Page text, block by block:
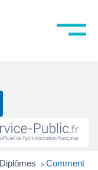
Diplômes > Comment